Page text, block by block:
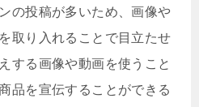
の投稿が多いため、画像や
取り入れることで目立たせ
する画像や動画を使うこと
品を宣伝することができる